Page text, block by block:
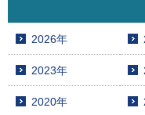
2026年
2023年
2020年